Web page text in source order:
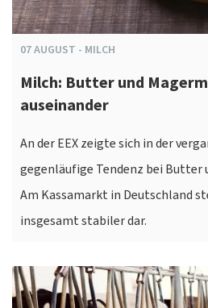
07AUGUST - MILCH
Milch: Butter und
auseinander
An der EEX zeigte sich in der
gegenläufige Tendenz bei Butter
Am Kassamarkt in Deutschland
insgesamt stabiler dar.